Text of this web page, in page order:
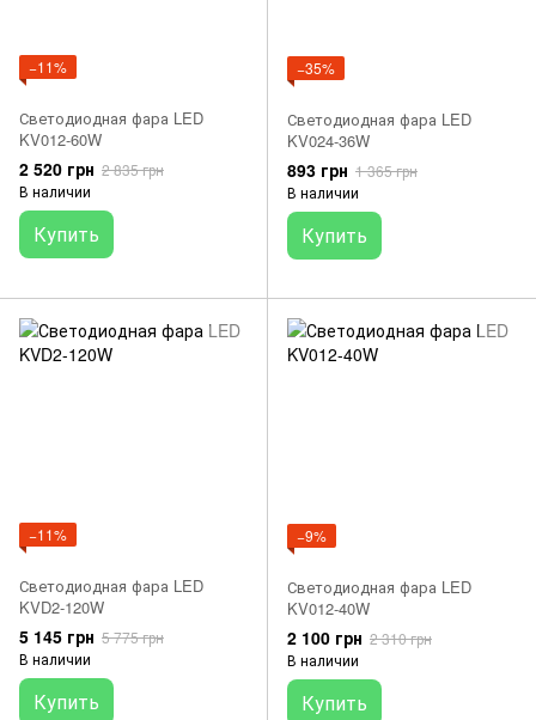
−11%
Светодиодная фара LED
KV012-60W
2 520 грн 2 835 грн
В наличии
Купить
−35%
Светодиодная фара LED
KV024-36W
893 грн 1 365 грн
В наличии
Купить
−11%
Светодиодная фара LED
KVD2-120W
5 145 грн 5 775 грн
В наличии
Купить
−9%
Светодиодная фара LED
KV012-40W
2 100 грн 2 310 грн
В наличии
Купить